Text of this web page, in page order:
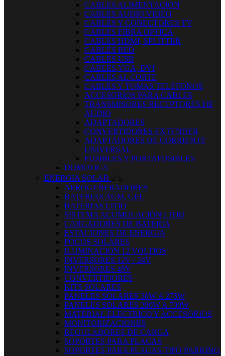
CABLES ALIMENTACION
CABLES AUDIO VIDEO
CABLES Y CONECTORES TV
CABLES FIBRA OPTICA
CABLES HDMI, SPLITTER
CABLES RED
CABLES USB
CABLES VGA, DVI
CABLES AL CORTE
CABLES Y TOMAS TELEFONOS
ACCESORIOS PARA CABLES
TRANSMISORES RECEPTORES DE
AUDIO
ADAPTADORES
CONVERTIDORES EXTENDER
ADAPTADORES DE CORRIENTE
UNIVERSAL
FUSIBLES Y PORTAFUSIBLES
DOMOTICA
ENERGIA SOLAR  
AEROGENERADORES
BATERIAS AGM, GEL
BATERIAS LITIO
SISTEMA ACUMULACIÓN LITIO
CARGADORES DE BATERIA
ESTACIONES DE ENERGIA
FOCOS SOLARES
ILUMINACION 12 VOLTIOS
INVERSORES 12V / 24V
INVERSORES 48V
CONVERTIDORES
KITS SOLARES
PANELES SOLARES 30W A 275W
PANELES SOLARES 280W A 700W
MATERIAL ELECTRICO Y ACCESORIOS
MONITORIZACIONES
REGULADORES DE CARGA
SOPORTES PARA PLACAS
SOPORTES PARA PLACAS TIPO PARKING